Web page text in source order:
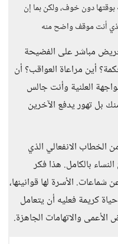
دون خوف، ولكن بما إن
أنت موقف واضح منه
مباشر على الفضيحة
أين مراعاة العواقب؟ أن
العلنية وأنت جالس
بل تهور يدفع الآخرين
الانفعالي الذي
بالكامل. هذا فكر
الأسرة لها قوانينها،
كريمة فعليه أن يتعامل
والاتهامات الجاهزة.